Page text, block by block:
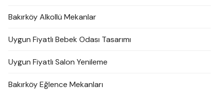
Bakırköy Alkollü Mekanlar
Uygun Fiyatlı Bebek Odası Tasarımı
Uygun Fiyatlı Salon Yenileme
Bakırköy Eğlence Mekanları